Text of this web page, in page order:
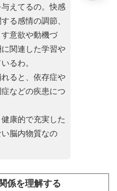
えてるの。快感
る感情の調節、
意欲や動機づ
関連した学習や
るわ。
ると、依存症や
などの疾患につ
康的で充実した
脳内物質なの
係を理解する